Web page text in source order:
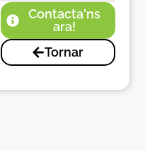
Contacta'ns
ara!
Tornar